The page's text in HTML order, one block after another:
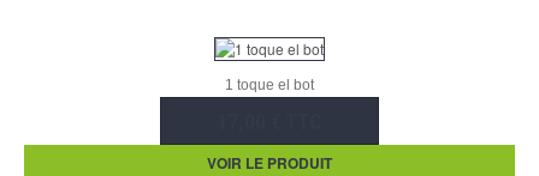
1 toque el bot
VOIR LE PRODUIT